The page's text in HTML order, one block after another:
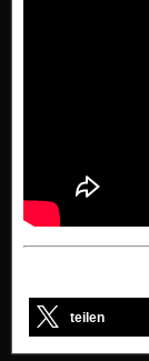
teilen